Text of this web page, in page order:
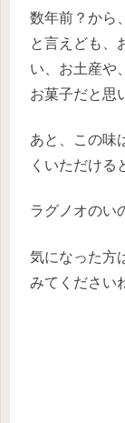
数年前？から
と言えども、
い、お土産や
お菓子だと思
あと、この味
くいただける
ラグノオのい
気になった方
みてください